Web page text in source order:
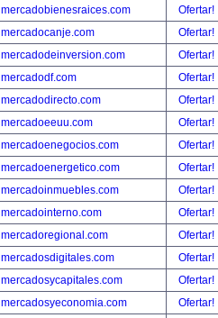
mercadobienesraices.com
Ofertar!
mercadocanje.com
Ofertar!
mercadodeinversion.com
Ofertar!
mercadodf.com
Ofertar!
mercadodirecto.com
Ofertar!
mercadoeeuu.com
Ofertar!
mercadoenegocios.com
Ofertar!
mercadoenergetico.com
Ofertar!
mercadoinmuebles.com
Ofertar!
mercadointerno.com
Ofertar!
mercadoregional.com
Ofertar!
mercadosdigitales.com
Ofertar!
mercadosycapitales.com
Ofertar!
mercadosyeconomia.com
Ofertar!